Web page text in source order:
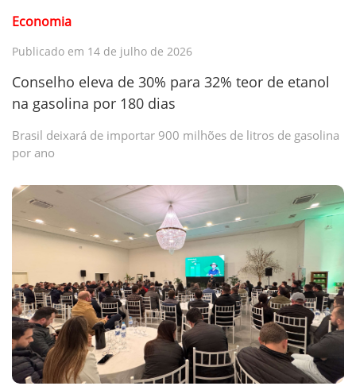
Economia
Publicado em 14 de julho de 2026
Conselho eleva de 30% para 32% teor de etanol
na gasolina por 180 dias
Brasil deixará de importar 900 milhões de litros de gasolina
por ano